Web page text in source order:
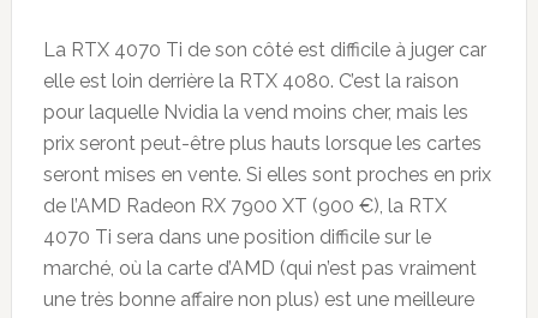
La RTX 4070 Ti de son côté est difficile à juger car
elle est loin derrière la RTX 4080. C’est la raison
pour laquelle Nvidia la vend moins cher, mais les
prix seront peut-être plus hauts lorsque les cartes
seront mises en vente. Si elles sont proches en prix
de l’AMD Radeon RX 7900 XT (900 €), la RTX
4070 Ti sera dans une position difficile sur le
marché, où la carte d’AMD (qui n’est pas vraiment
une très bonne affaire non plus) est une meilleure